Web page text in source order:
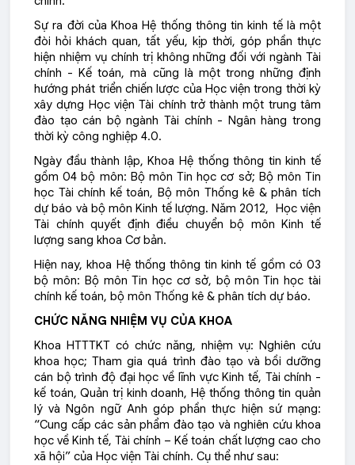
Sự ra đời của Khoa Hệ thống thông tin kinh tế là một
đòi hỏi khách quan, tất yếu, kịp thời, góp phần thực
hiện nhiệm vụ chính trị không những đối với ngành Tài
chính - Kế toán, mà cũng là một trong những định
hướng phát triển chiến lược của Học viện trong thời kỳ
xây dựng Học viện Tài chính trở thành một trung tâm
đào tạo cán bộ ngành Tài chính - Ngân hàng trong
thời kỳ công nghiệp 4.0.
Ngày đầu thành lập, Khoa Hệ thống thông tin kinh tế
gồm 04 bộ môn: Bộ môn Tin học cơ sở; Bộ môn Tin
học Tài chính kế toán, Bộ môn Thống kê & phân tích
dự báo và bộ môn Kinh tế lượng. Năm 2012, Học viện
Tài chính quyết định điều chuyển bộ môn Kinh tế
lượng sang khoa Cơ bản.
Hiện nay, khoa Hệ thống thông tin kinh tế gồm có 03
bộ môn: Bộ môn Tin học cơ sở, bộ môn Tin học tài
chính kế toán, bộ môn Thống kê & phân tích dự báo.
CHỨC NĂNG NHIỆM VỤ CỦA KHOA
Khoa HTTTKT có chức năng, nhiệm vụ: Nghiên cứu
khoa học; Tham gia quá trình đào tạo và bồi dưỡng
cán bộ trình độ đại học về lĩnh vực Kinh tế, Tài chính -
kế toán, Quản trị kinh doanh, Hệ thống thông tin quản
lý và Ngôn ngữ Anh góp phần thực hiện sứ mạng:
“Cung cấp các sản phẩm đào tạo và nghiên cứu khoa
học về Kinh tế, Tài chính – Kế toán chất lượng cao cho
xã hội” của Học viện Tài chính. Cụ thể như sau: